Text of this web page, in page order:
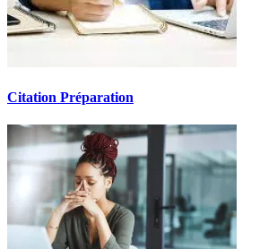
Citation Préparation